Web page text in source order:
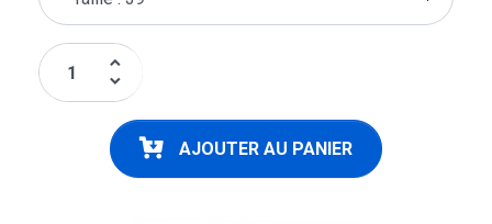
keyboard_arrow_up
keyboard_arrow_down
AJOUTER AU PANIER